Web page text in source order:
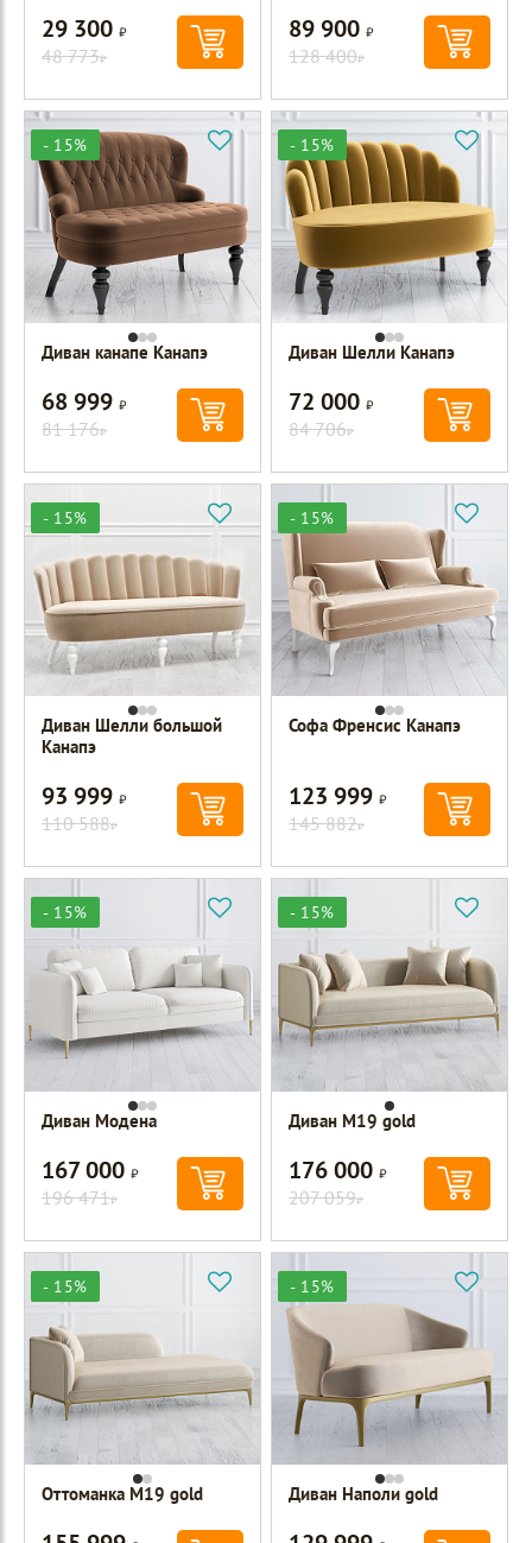
29 300Р
48 773Р
89 900Р
128 400Р
- 15%
Диван канапе Канапэ
68 999Р
81 176Р
- 15%
Диван Шелли Канапэ
72 000Р
84 706Р
- 15%
Диван Шелли большой
Канапэ
93 999Р
110 588Р
- 15%
Софа Френсис Канапэ
123 999Р
145 882Р
- 15%
Диван Модена
167 000Р
196 471Р
- 15%
Диван M19 gold
176 000Р
207 059Р
- 15%
Оттоманка M19 gold
- 15%
Диван Наполи gold